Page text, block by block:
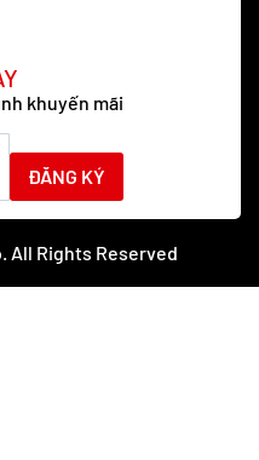
khuyến mãi
ĐĂNG KÝ
All Rights Reserved